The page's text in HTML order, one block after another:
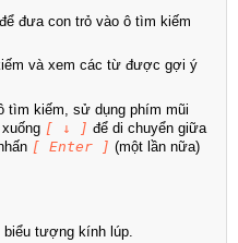
để đưa con trỏ vào ô tìm kiếm
và xem các từ được gợi ý
tìm kiếm, sử dụng phím mũi
[ ↓ ] để di chuyển giữa
[ Enter ] (một lần nữa)
biểu tượng kính lúp.